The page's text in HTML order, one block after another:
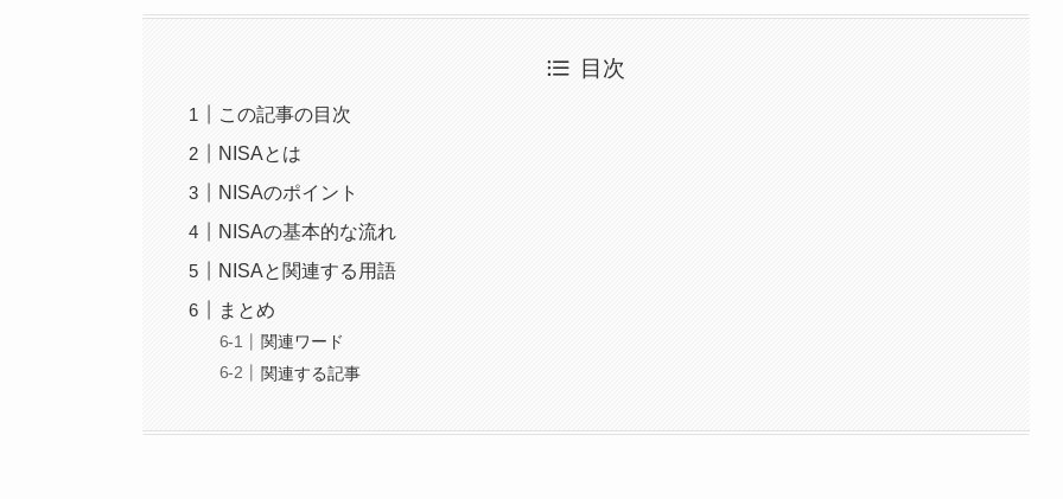
目次
この記事の目次
NISAとは
NISAのポイント
NISAの基本的な流れ
NISAと関連する用語
まとめ
関連ワード
関連する記事